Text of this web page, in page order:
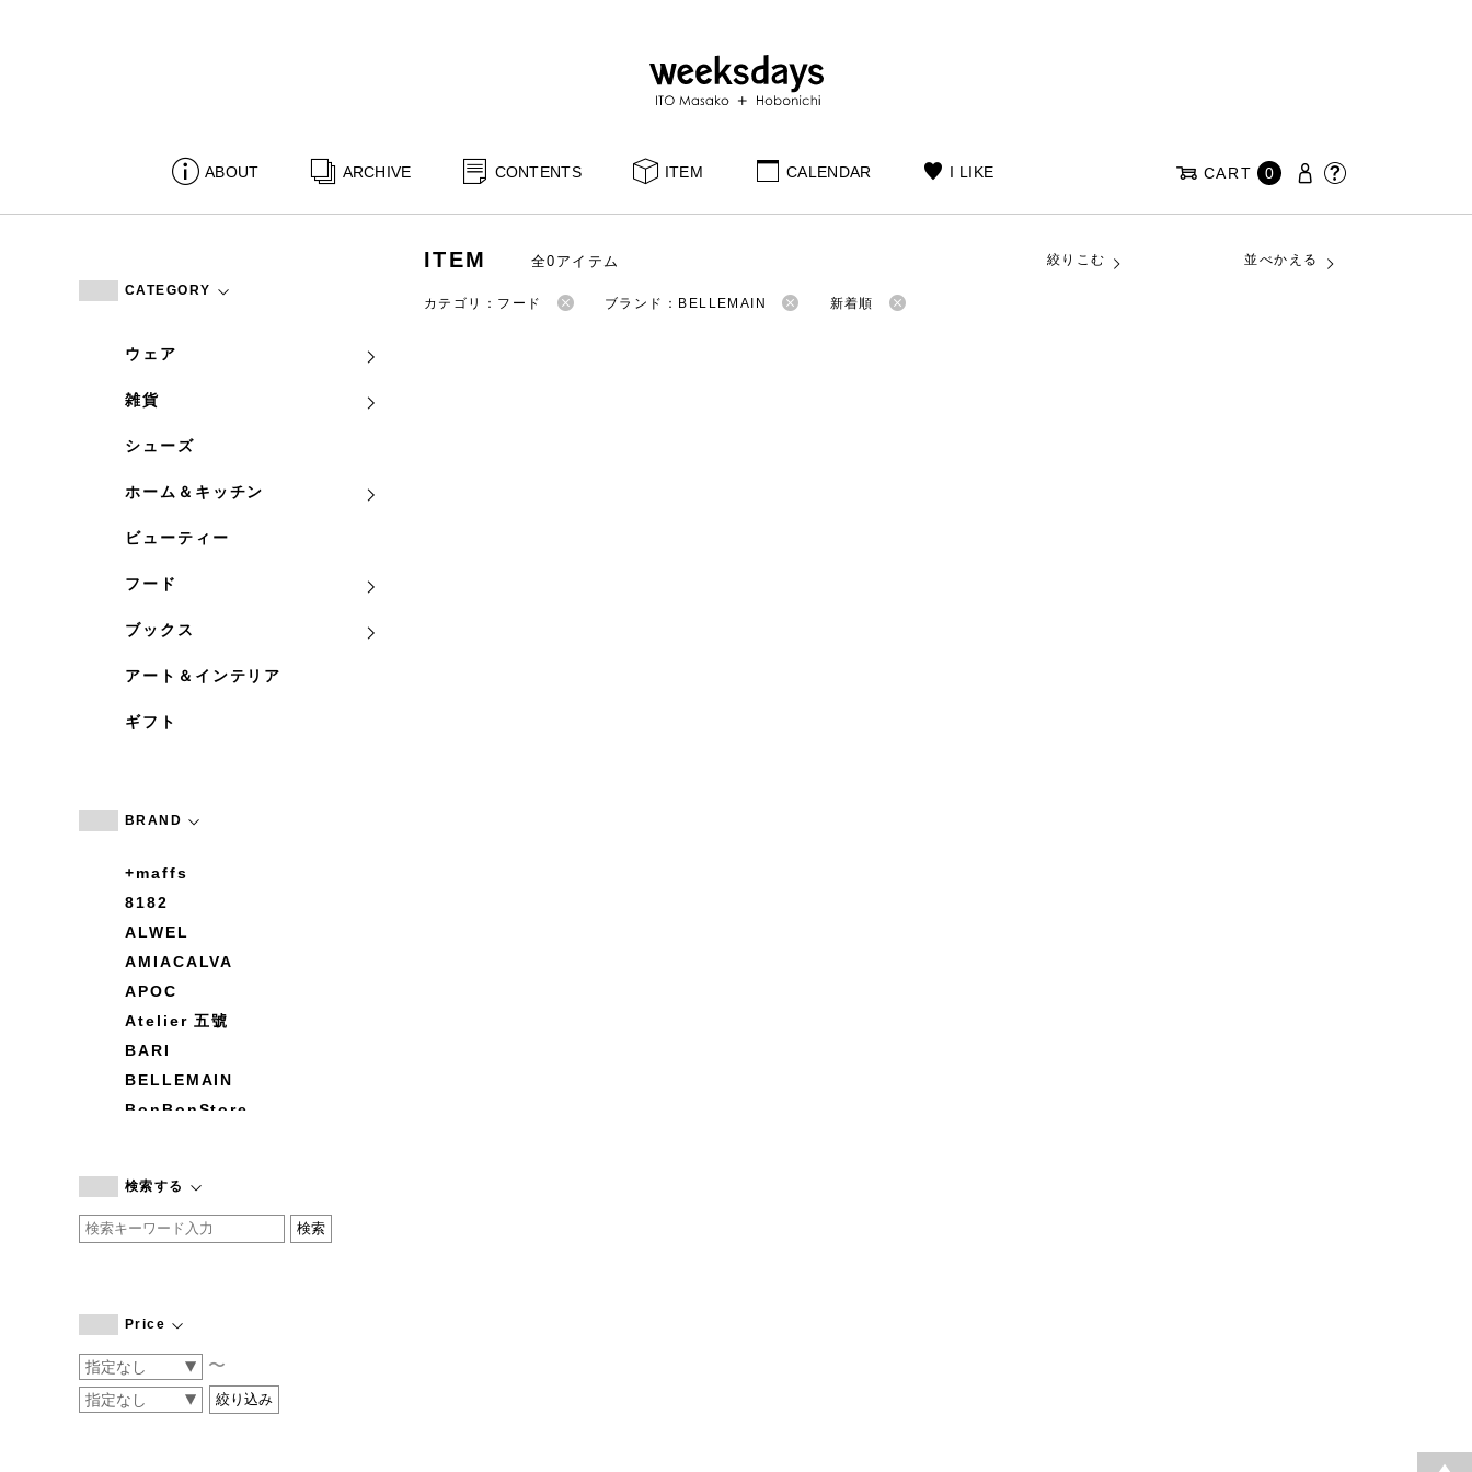
ABOUT ARCHIVE CONTENTS ITEM CALENDAR I LIKE CART 0
CATEGORY
ウェア
雑貨
シューズ
ホーム＆キッチン
ビューティー
フード
ブックス
アート＆インテリア
ギフト
BRAND
+maffs
8182
ALWEL
AMIACALVA
APOC
Atelier 五號
BARI
BELLEMAIN
BonBonStore
by basics
CATWORTH
COGTHEBIGSMOKE
CONVERSE
DEAN & DELUCA
検索する
Price
〜
ITEM 全0アイテム 絞りこむ 並べかえる
カテゴリ：フード ブランド：BELLEMAIN 新着順